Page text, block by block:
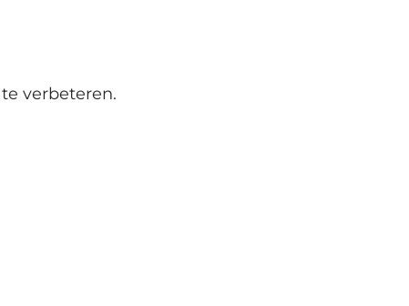
verbeteren.